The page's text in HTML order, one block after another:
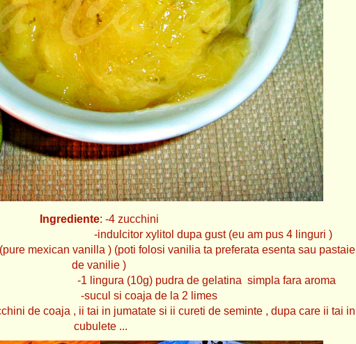
Ingrediente: -4 zucchini
dupa gust (eu am pus 4 linguri )
mexican vanilla ) (poti folosi vanilia ta preferata esenta sau pastaie
de vanilie )
pudra de gelatina simpla fara aroma
si coaja de la 2 limes
de coaja , ii tai in jumatate si ii cureti de seminte , dupa care ii tai in
cubulete ...